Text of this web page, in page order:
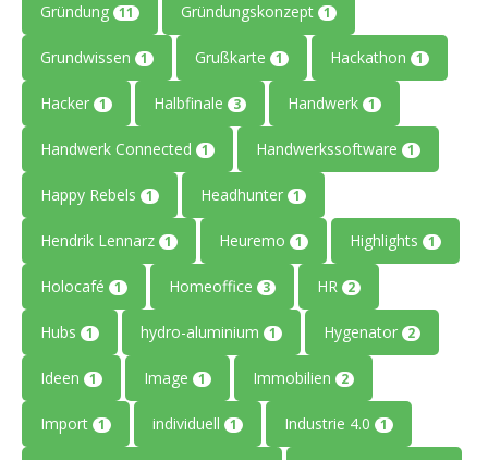
Gründung 11 Gründungskonzept 1
Grundwissen 1 Grußkarte 1 Hackathon 1
Hacker 1 Halbfinale 3 Handwerk 1
Handwerk Connected 1 Handwerkssoftware 1
Happy Rebels 1 Headhunter 1
Hendrik Lennarz 1 Heuremo 1 Highlights 1
Holocafé 1 Homeoffice 3 HR 2
Hubs 1 hydro-aluminium 1 Hygenator 2
Ideen 1 Image 1 Immobilien 2
Import 1 individuell 1 Industrie 4.0 1